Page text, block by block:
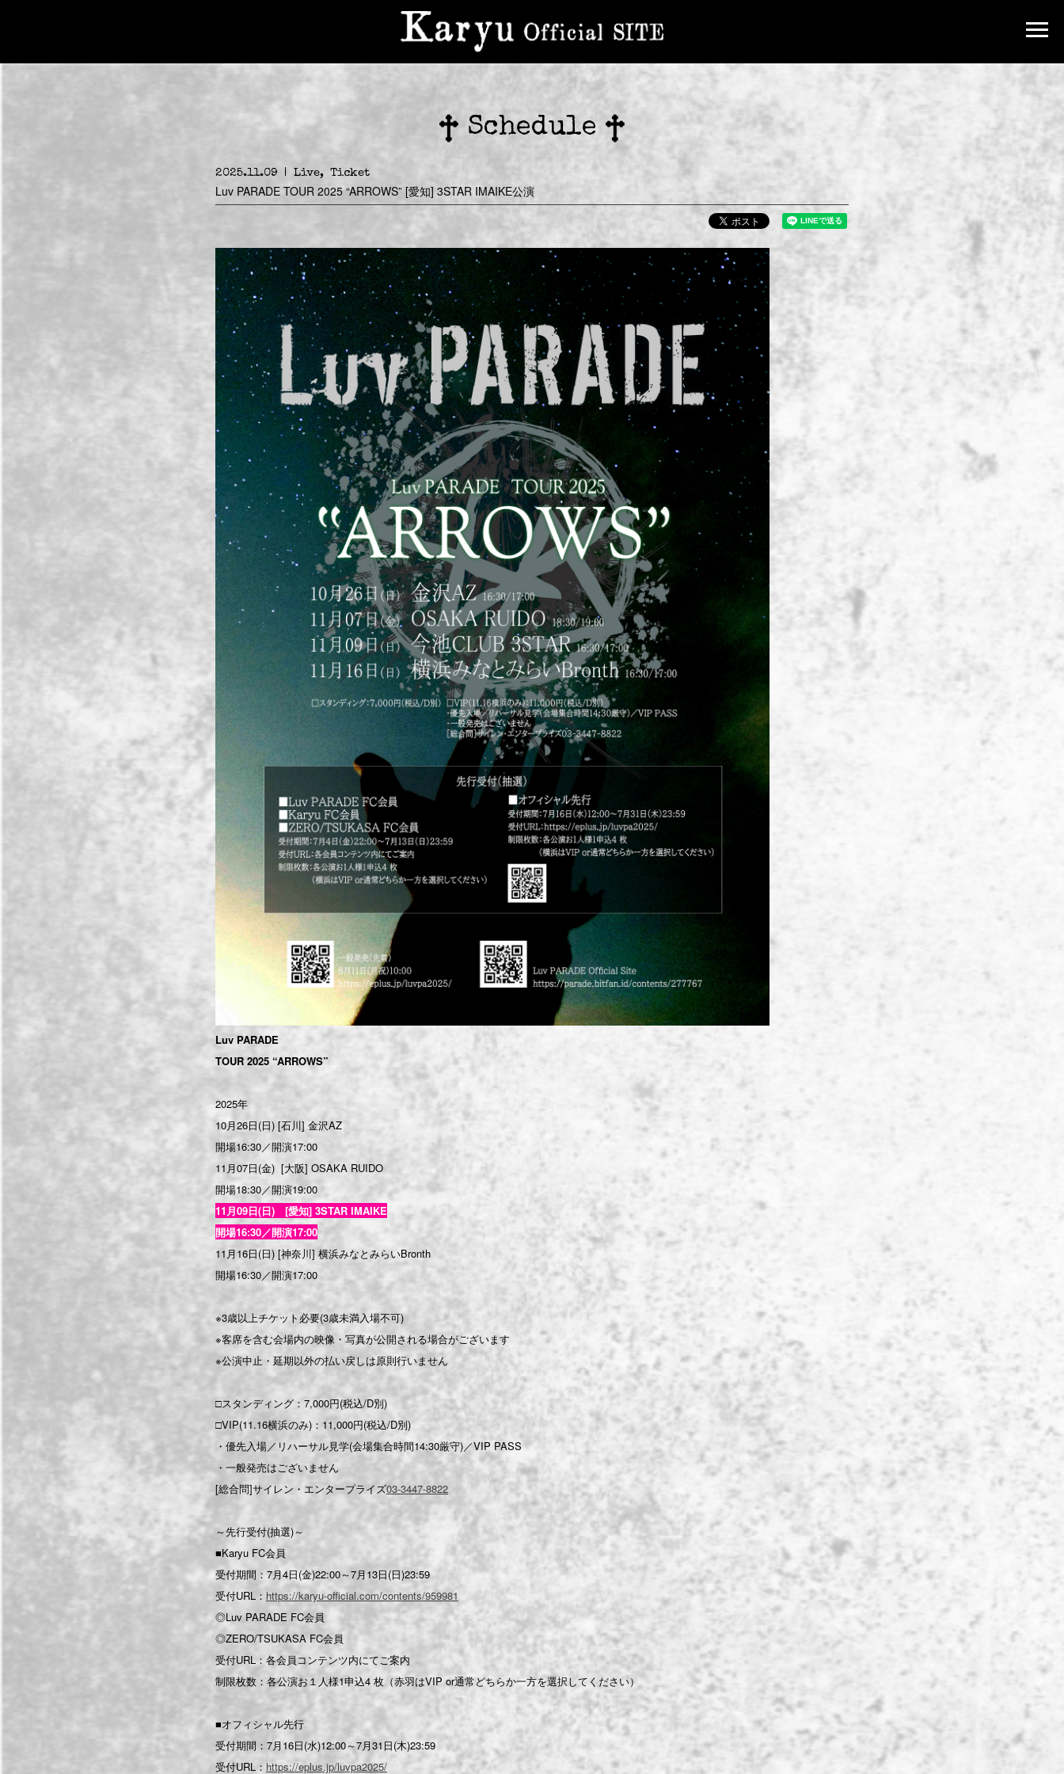
Schedule
2025.11.09 Live Ticket
Luv PARADE TOUR 2025 “ARROWS” [愛知] 3STAR IMAIKE公演
Luv PARADE
TOUR 2025 “ARROWS”
2025年
10月26日(日) [石川] 金沢AZ
開場16:30／開演17:00
11月07日(金) [大阪] OSAKA RUIDO
開場18:30／開演19:00
11月09日(日) [愛知] 3STAR IMAIKE
開場16:30／開演17:00
11月16日(日) [神奈川] 横浜みなとみらいBronth
開場16:30／開演17:00
※3歳以上チケット必要(3歳未満入場不可)
※客席を含む会場内の映像・写真が公開される場合がございます
※公演中止・延期以外の払い戻しは原則行いません
□スタンディング：7,000円(税込/D別)
□VIP(11.16横浜のみ)：11,000円(税込/D別)
・優先入場／リハーサル見学(会場集合時間14:30厳守)／VIP PASS
・一般発売はございません
[総合問]サイレン・エンタープライズ03-3447-8822
～先行受付(抽選)～
■Karyu FC会員
受付期間：7月4日(金)22:00～7月13日(日)23:59
受付URL： https://karyu-official.com/contents/959981
◎Luv PARADE FC会員
◎ZERO/TSUKASA FC会員
受付URL：各会員コンテンツ内にてご案内
制限枚数：各公演お１人様1申込4 枚（赤羽はVIP or通常どちらか一方を選択してください）
■オフィシャル先行
受付期間：7月16日(水)12:00～7月31日(木)23:59
受付URL： https://eplus.jp/luvpa2025/